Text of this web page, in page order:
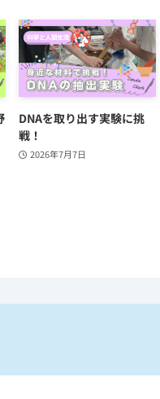
DNAを取り出す実験に挑
戦！
2026年7月7日